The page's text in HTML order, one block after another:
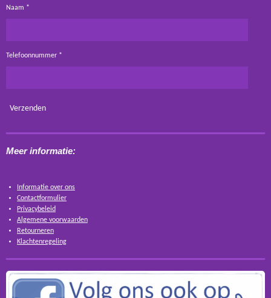
Naam *
Telefoonnummer *
Verzenden
Meer informatie:
Informatie over ons
Contactformulier
Privacybeleid
Algemene voorwaarden
Retourneren
Klachtenregeling